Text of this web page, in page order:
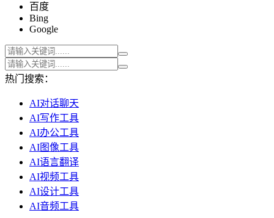
百度
Bing
Google
热门搜索：
AI对话聊天
AI写作工具
AI办公工具
AI图像工具
AI语言翻译
AI视频工具
AI设计工具
AI音频工具